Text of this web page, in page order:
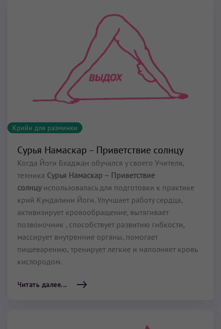
Крийи для разминки
Сурья Намаскар – Приветствие солнцу
Когда Йоги Бхаджан обучался у своего Учителя,
техника Сурья Намаскар – Приветствие
солнцуиспользовалась для подготовки к практике
крий Кундалини Йоги. Улучшает работу сердца,
активизирует кровообращение, вытягивает
позвоночник , способствует развитию гибкости,
массирует внутренние органы, помогает
пищеварению, тренирует легкие и наполняет кровь
кислородом.
Читать далее...